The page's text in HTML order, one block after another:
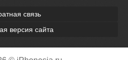
связь
версия сайта